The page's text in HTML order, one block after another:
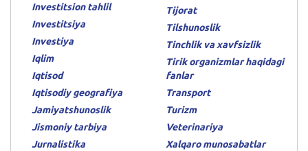
Investitsion tahlil
Investitsiya
Investiya
Iqlim
Iqtisod
Iqtisodiy geografiya
Jamiyatshunoslik
Jismoniy tarbiya
Jurnalistika
Tijorat
Tilshunoslik
Tinchlik va xavfsizlik
Tirik organizmlar haqidagi
fanlar
Transport
Turizm
Veterinariya
Xalqaro munosabatlar